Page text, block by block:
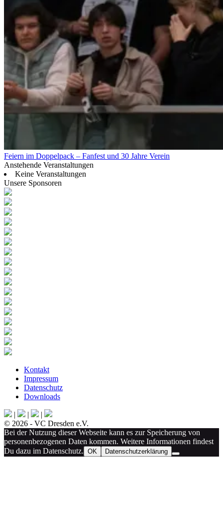
Feiern im Doppelpack – Fanfest und 30 Jahre Verein
Anstehende Veranstaltungen
Keine Veranstaltungen
Unsere Sponsoren
Kontakt
Impressum
Datenschutz
Downloads
| |
|
© 2026 - VC Dresden e.V.
Bei der Nutzung dieser Webseite kann es zur Speicherung von
personenbezogenen Daten kommen. Weitere Informationen findest
Du dazu im Datenschutz. OK Datenschutzerklärung